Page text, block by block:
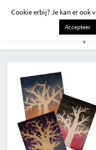
Cookie erbij? Je kan er ook
Accepteer